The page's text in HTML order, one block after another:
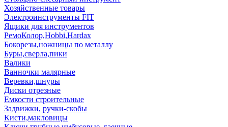
Хозяйственные товары
Электроинструменты FIT
Ящики для инструментов
РемоКолор,Hobbi,Hardax
Бокорезы,ножницы по металлу
Буры,сверла,пики
Валики
Ванночки малярные
Веревки,шнуры
Диски отрезные
Емкости строительные
Задвижки, ручки-скобы
Кисти,макловицы